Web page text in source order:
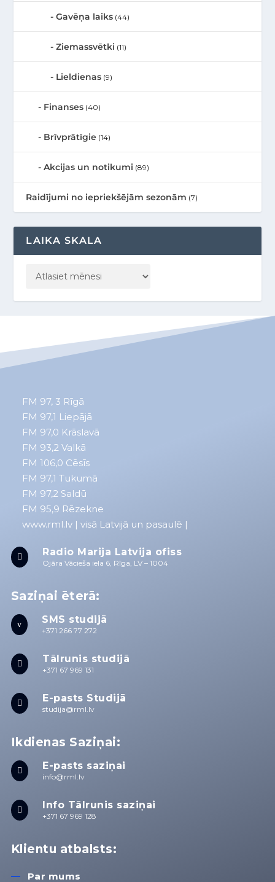
Gavēņa laiks (44)
Ziemassvētki (11)
Lieldienas (9)
Finanses (40)
Brīvprātīgie (14)
Akcijas un notikumi (89)
Raidījumi no iepriekšējām sezonām (7)
LAIKA SKALA
FM 97, 3 Rīgā
FM 97,1 Liepājā
FM 97,0 Krāslavā
FM 93,2 Valkā
FM 106,0 Cēsīs
FM 97,1 Tukumā
FM 97,2 Saldū
FM 95,9 Rēzekne
www.rml.lv| visā Latvijā un pasaulē |
 Radio Marija Latvija ofiss
Ojāra Vācieša iela 6, Rīga, LV – 1004
Saziņai ēterā:
v SMS studijā
+371 266 77 272
 Tālrunis studijā
+371 67 969 131
 E-pasts Studijā
studija@rml.lv
Ikdienas Saziņai:
 E-pasts saziņai
info@rml.lv
 Info Tālrunis saziņai
+371 67 969 128
Klientu atbalsts:
Par mums